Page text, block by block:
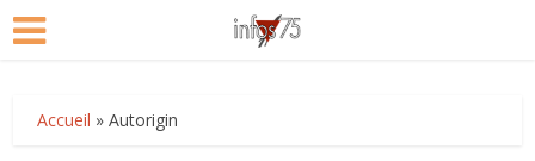
Accueil »Autorigin